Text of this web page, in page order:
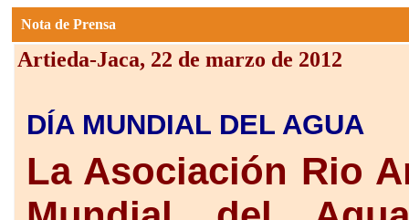
Nota de Prensa
Artieda-Jaca, 22 de marzo de 2012
DÍA MUNDIAL DEL AGUA
La Asociación Rio